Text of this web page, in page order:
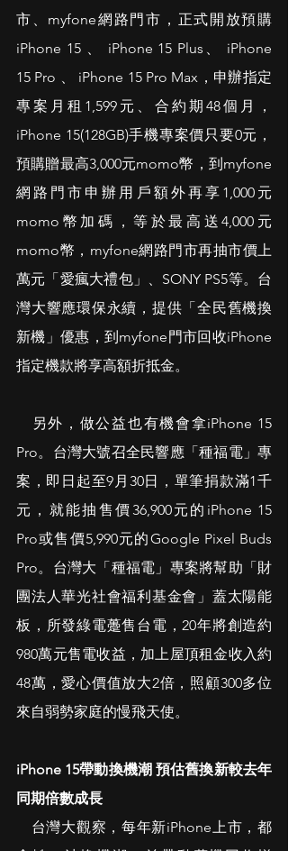
市、myfone網路門市，正式開放預購
iPhone 15 、 iPhone 15 Plus、 iPhone
15 Pro 、 iPhone 15 Pro Max，申辦指定
專案月租1,599元、合約期48個月，
iPhone 15(128GB)手機專案價只要0元，
預購贈最高3,000元momo幣，到myfone
網路門市申辦用戶額外再享1,000元
momo幣加碼，等於最高送4,000元
momo幣，myfone網路門市再抽市價上
萬元「愛瘋大禮包」、SONY PS5等。台
灣大響應環保永續，提供「全民舊機換
新機」優惠，到myfone門市回收iPhone
指定機款將享高額折抵金。
另外，做公益也有機會拿iPhone 15
Pro。台灣大號召全民響應「種福電」專
案，即日起至9月30日，單筆捐款滿1千
元，就能抽售價36,900元的iPhone 15
Pro或售價5,990元的Google Pixel Buds
Pro。台灣大「種福電」專案將幫助「財
團法人華光社會福利基金會」蓋太陽能
板，所發綠電躉售台電，20年將創造約
980萬元售電收益，加上屋頂租金收入約
48萬，愛心價值放大2倍，照顧300多位
來自弱勢家庭的慢飛天使。
iPhone 15帶動換機潮 預估舊換新較去年
同期倍數成長
台灣大觀察，每年新iPhone上市，都